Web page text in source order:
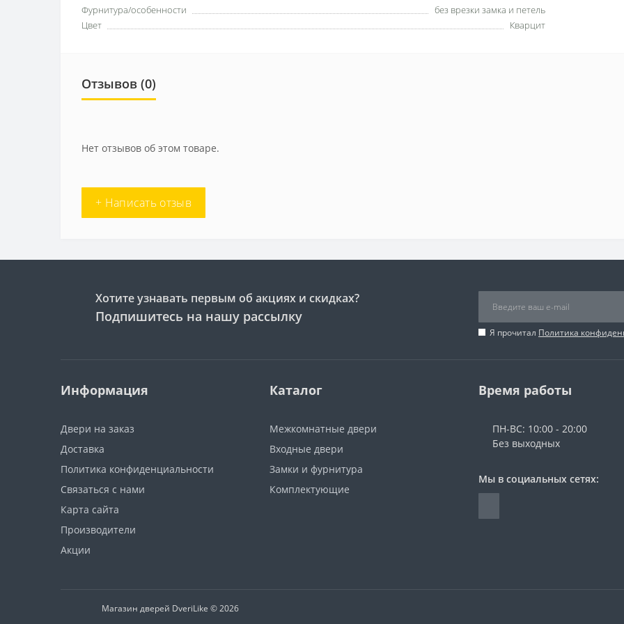
Фурнитура/особенности
без врезки замка и петель
Цвет
Кварцит
Отзывов (0)
Нет отзывов об этом товаре.
+ Написать отзыв
Хотите узнавать первым об акциях и скидках?
Подпишитесь на нашу рассылку
Я прочитал Политика
Информация
Двери на заказ
Доставка
Политика конфиденциальности
Связаться с нами
Карта сайта
Производители
Акции
Каталог
Межкомнатные двери
Входные двери
Замки и фурнитура
Комплектующие
Время работы
ПН-ВС: 10:00 - 20:00
Без выходных
Мы в социальных сетях:
Магазин дверей DveriLike © 2026